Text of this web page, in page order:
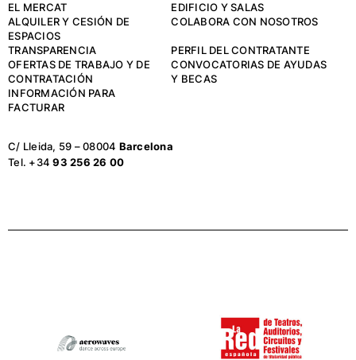
EL MERCAT
EDIFICIO Y SALAS
ALQUILER Y CESIÓN DE
ESPACIOS
COLABORA CON NOSOTROS
TRANSPARENCIA
PERFIL DEL CONTRATANTE
OFERTAS DE TRABAJO Y DE
CONTRATACIÓN
CONVOCATORIAS DE AYUDAS
Y BECAS
INFORMACIÓN PARA
FACTURAR
C/ Lleida, 59 – 08004 Barcelona
Tel. +3493 256 26 00